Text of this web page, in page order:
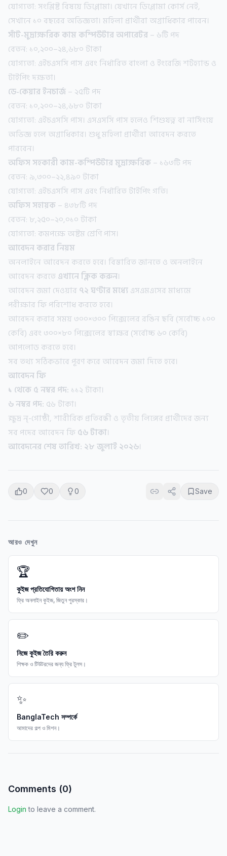
যোগ্যতা: সংশ্লিষ্ট বিষয়ে ডিপ্লোমা। যেখানে ডিপ্লোমা কোর্স নেই,
সেখানে ১০ বছরের অভিজ্ঞতা। মহিলা প্রার্থীরা অগ্রাধিকার পাবেন।
সাঁট-মুদ্রাক্ষরিক কাম কম্পিউটার অপারেটর– ৬টি পদ
বেতন: ১০,২০০–২৪,৬৮০ টাকা
যোগ্যতা: এইচএসসি পাস এবং নির্ধারিত বাংলা ও ইংরেজি শর্টহ্যান্ড ও
টাইপিং দক্ষতা।
ডে-কেয়ার ইনচার্জ– ২৫টি পদ
বেতন: ১০,২০০–২৪,৬৮০ টাকা
যোগ্যতা: এইচএসসি পাস। এসএসসি পাস হলেও শিশুযত্ন বা নার্সিংয়ে
অভিজ্ঞ হলে অগ্রাধিকার। শুধু মহিলা প্রার্থীরা আবেদন করতে
পারবেন।
অফিস সহকারী কাম-কম্পিউটার মুদ্রাক্ষরিক– ১৬৩টি পদ
বেতন: ৯,৩০০–২২,৪৯০ টাকা
যোগ্যতা: এইচএসসি পাস এবং নির্ধারিত টাইপিং গতি।
অফিস সহায়ক– ৪৩৮টি পদ
বেতন: ৮,২৫০–২০,০১০ টাকা
যোগ্যতা: কমপক্ষে অষ্টম শ্রেণি পাস।
আবেদন করার নিয়ম
অনলাইনে আবেদন করতে হবে। বিস্তারিত জানতে ও অনলাইনে
আবেদন করতেএখানে ক্লিক করুন।
আবেদন জমা দেওয়ার৭২ ঘণ্টার মধ্যেএসএমএসের মাধ্যমে
পরীক্ষার ফি পরিশোধ করতে হবে।
আবেদন করার সময় ৩০০×৩০০ পিক্সেলের রঙিন ছবি (সর্বোচ্চ ১০০
কেবি) এবং ৩০০×৮০ পিক্সেলের স্বাক্ষর (সর্বোচ্চ ৬০ কেবি)
আপলোড করতে হবে।
সব তথ্য সঠিকভাবে পূরণ করে আবেদন জমা দিতে হবে।
আবেদন ফি
১ থেকে ৫ নম্বর পদ: ১১২ টাকা।
৬ নম্বর পদ: ৫৬ টাকা।
ক্ষুদ্র নৃ-গোষ্ঠী, শারীরিক প্রতিবন্ধী ও তৃতীয় লিঙ্গের প্রার্থীদের জন্য
সব পদের আবেদন ফি৫৬ টাকা।
আবেদনের শেষ তারিখ: ২৮ জুলাই ২০২৬।
0 0 0 Save
আরও দেখুন
🏆
কুইজ প্রতিযোগিতায় অংশ নিন
ফ্রি অনলাইন কুইজ, জিতুন পুরস্কার।
✏️
নিজে কুইজ তৈরি করুন
শিক্ষক ও টিউটরদের জন্য ফ্রি টুলস।
✨
BanglaTech সম্পর্কে
আমাদের গল্প ও মিশন।
Comments (0)
Login to leave a comment.